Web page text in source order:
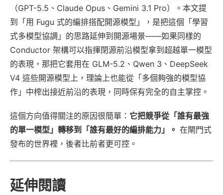
（GPT-5.5、Claude Opus、Gemini 3.1 Pro）。本文提
到「用 Fugu 式的編排搭配開源模型」，是把這個「學習
式多模型協調」的思路延伸到開源場景——如果同樣的
Conductor 架構可以指揮閉源前沿模型拿到超越單一模型
的表現，那把它套用在 GLM-5.2、Qwen 3、DeepSeek
V4 這些開源模型上，理論上也能從「多個夠強的模型協
作」中榨出接近前沿的表現，同時保有完全的自主掌控。
這個方向值得關注的原因很簡單： 它把競爭從「誰有最強
的單一模型」轉移到「誰有最好的編排能力」。 在閘門式
發布的世界裡，後者比前者更可控。
延伸閱讀